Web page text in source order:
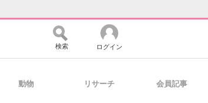
検索 ログイン
動物 リサーチ 会員記事